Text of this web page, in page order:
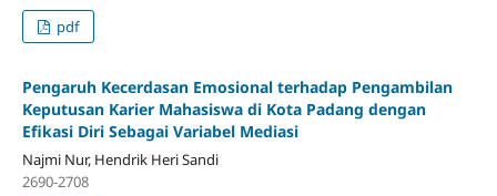
pdf
Pengaruh Kecerdasan Emosional terhadap Pengambilan
Keputusan Karier Mahasiswa di Kota Padang dengan
Efikasi Diri Sebagai Variabel Mediasi
Najmi Nur, Hendrik Heri Sandi
2690-2708